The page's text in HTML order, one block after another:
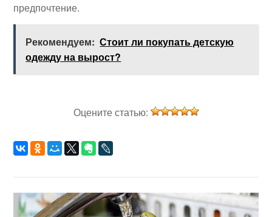
предпочтение.
Рекомендуем: Стоит ли покупать детскую
одежду на вырост?
Оцените статью: